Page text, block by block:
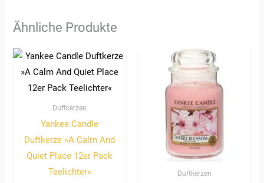
Ähnliche Produkte
Duftkerzen
Yankee Candle
Duftkerze »A Calm And
Quiet Place 12er Pack
Teelichter«
Duftkerzen